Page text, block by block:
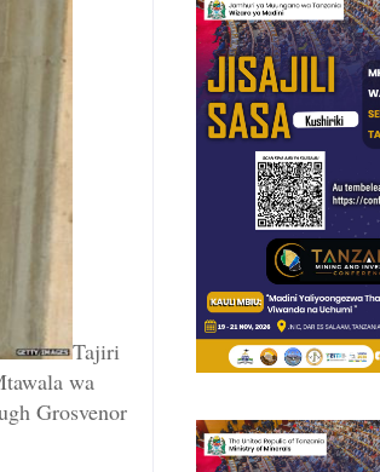
Tajiri
wa
Grosvenor